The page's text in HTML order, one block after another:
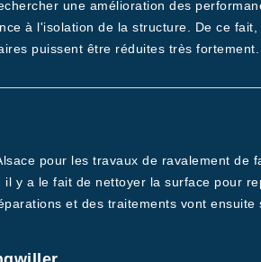
une amélioration des
à l'isolation de la structure. De ce fait,
puissent être réduites très fortement.
pour les travaux de ravalement de
y a le fait de nettoyer la surface pour
et des traitements vont ensuite